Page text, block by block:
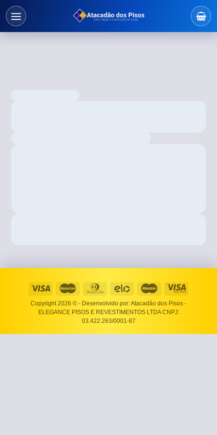
Copyright 2026 © - Desenvolvido por: Atacadão dos Pisos -
ELEGANCE PISOS E REVESTIMENTOS LTDA CNPJ:
03.422.263/0001-87